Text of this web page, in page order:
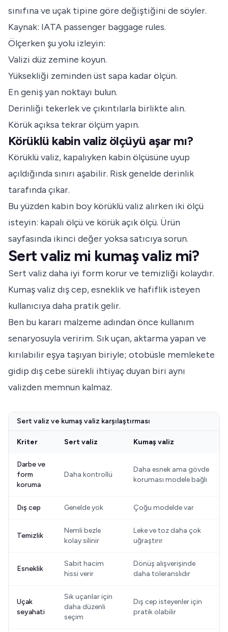
sınıfına ve uçak tipine göre değiştiğini de söyler.
Kaynak: IATA passenger baggage rules.
Ölçerken şu yolu izleyin:
Valizi düz zemine koyun.
Yüksekliği zeminden üst sapa kadar ölçün.
En geniş yan noktayı bulun.
Derinliği tekerlek ve çıkıntılarla birlikte alın.
Körük açıksa tekrar ölçüm yapın.
Körüklü kabin valiz ölçüyü aşar mı?
Körüklü valiz, kapalıyken kabin ölçüsüne uyup
açıldığında sınırı aşabilir. Risk genelde derinlik
tarafında çıkar.
Bu yüzden kabin boy körüklü valiz alırken iki ölçü
isteyin: kapalı ölçü ve körük açık ölçü. Ürün
sayfasında ikinci değer yoksa satıcıya sorun.
Sert valiz mi kumaş valiz mi?
Sert valiz daha iyi form korur ve temizliği kolaydır.
Kumaş valiz dış cep, esneklik ve hafiflik isteyen
kullanıcıya daha pratik gelir.
Ben bu kararı malzeme adından önce kullanım
senaryosuyla veririm. Sık uçan, aktarma yapan ve
kırılabilir eşya taşıyan biriyle; otobüsle memlekete
gidip dış cebe sürekli ihtiyaç duyan biri aynı
valizden memnun kalmaz.
Sert valiz ve kumaş valiz karşılaştırması
Kriter Sert valiz Kumaş valiz
Darbe ve
form
koruma
Daha kontrollü
Daha esnek ama gövde
koruması modele bağlı
Dış cep Genelde yok Çoğu modelde var
Temizlik
Nemli bezle
kolay silinir
Leke ve toz daha çok
uğraştırır
Esneklik
Sabit hacim
hissi verir
Dönüş alışverişinde
daha toleranslıdır
Uçak
seyahati
Sık uçanlar için
daha düzenli
seçim
Dış cep isteyenler için
pratik olabilir